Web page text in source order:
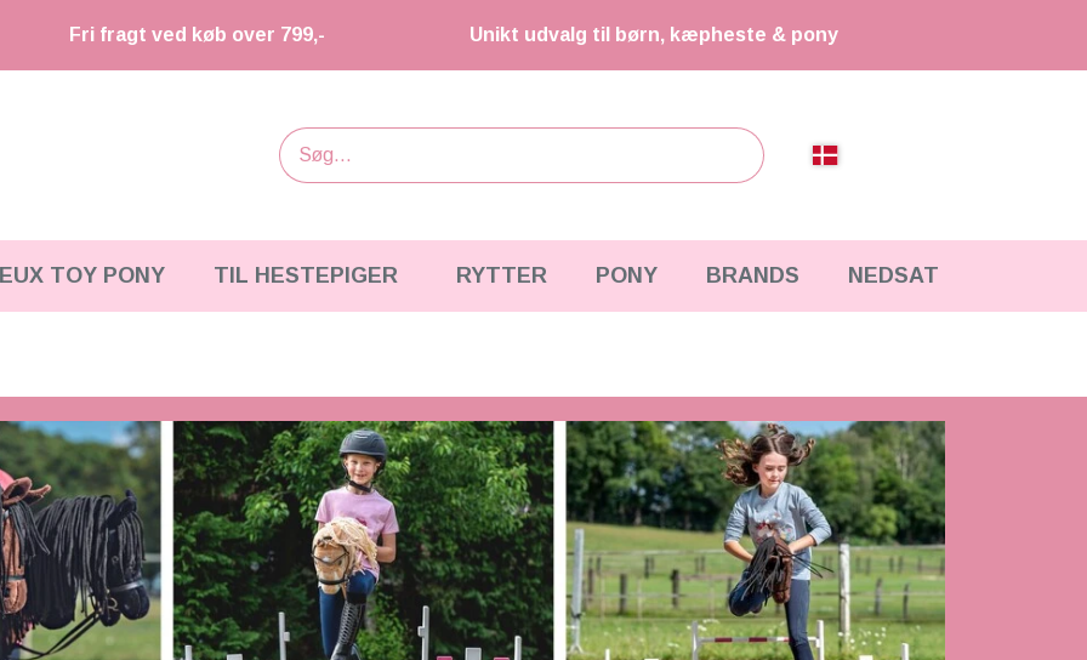
Fri fragt ved køb over 799,- Unikt udvalg til børn, kæpheste & pony
TOY PONY TIL HESTEPIGER RYTTER PONY BRANDS NEDSAT